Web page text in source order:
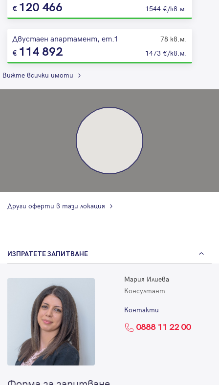
120 466 1544 €/кв.м.
Двустаен апартамент, ет.1 78 кв.м.
114 892 1473 €/кв.м.
Вижте всички имоти
Други оферти в тази локация
ИЗПРАТЕТЕ ЗАПИТВАНЕ
Мария Илиева
Консултант
Контакти
0888 11 22 00